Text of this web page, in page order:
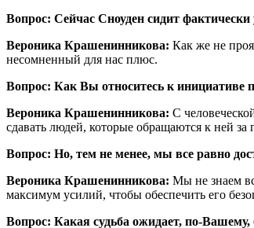
Вопрос: Сейчас Сноуден сидит
Вероника Крашенинникова: Как же не
несомненный для нас плюс.
Вопрос: Как Вы относитесь к инициативе
Вероника Крашенинникова: С
сдавать людей, которые обращаются к ней
Вопрос: Но, тем не менее, мы все равно
Вероника Крашенинникова: Мы не знаем
максимум усилий, чтобы обеспечить его
Вопрос: Какая судьба ожидает, по-